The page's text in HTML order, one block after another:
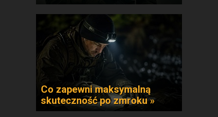
Co zapewni maksymalną
skuteczność po zmroku »